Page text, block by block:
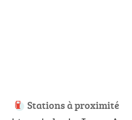
Stations à proximité